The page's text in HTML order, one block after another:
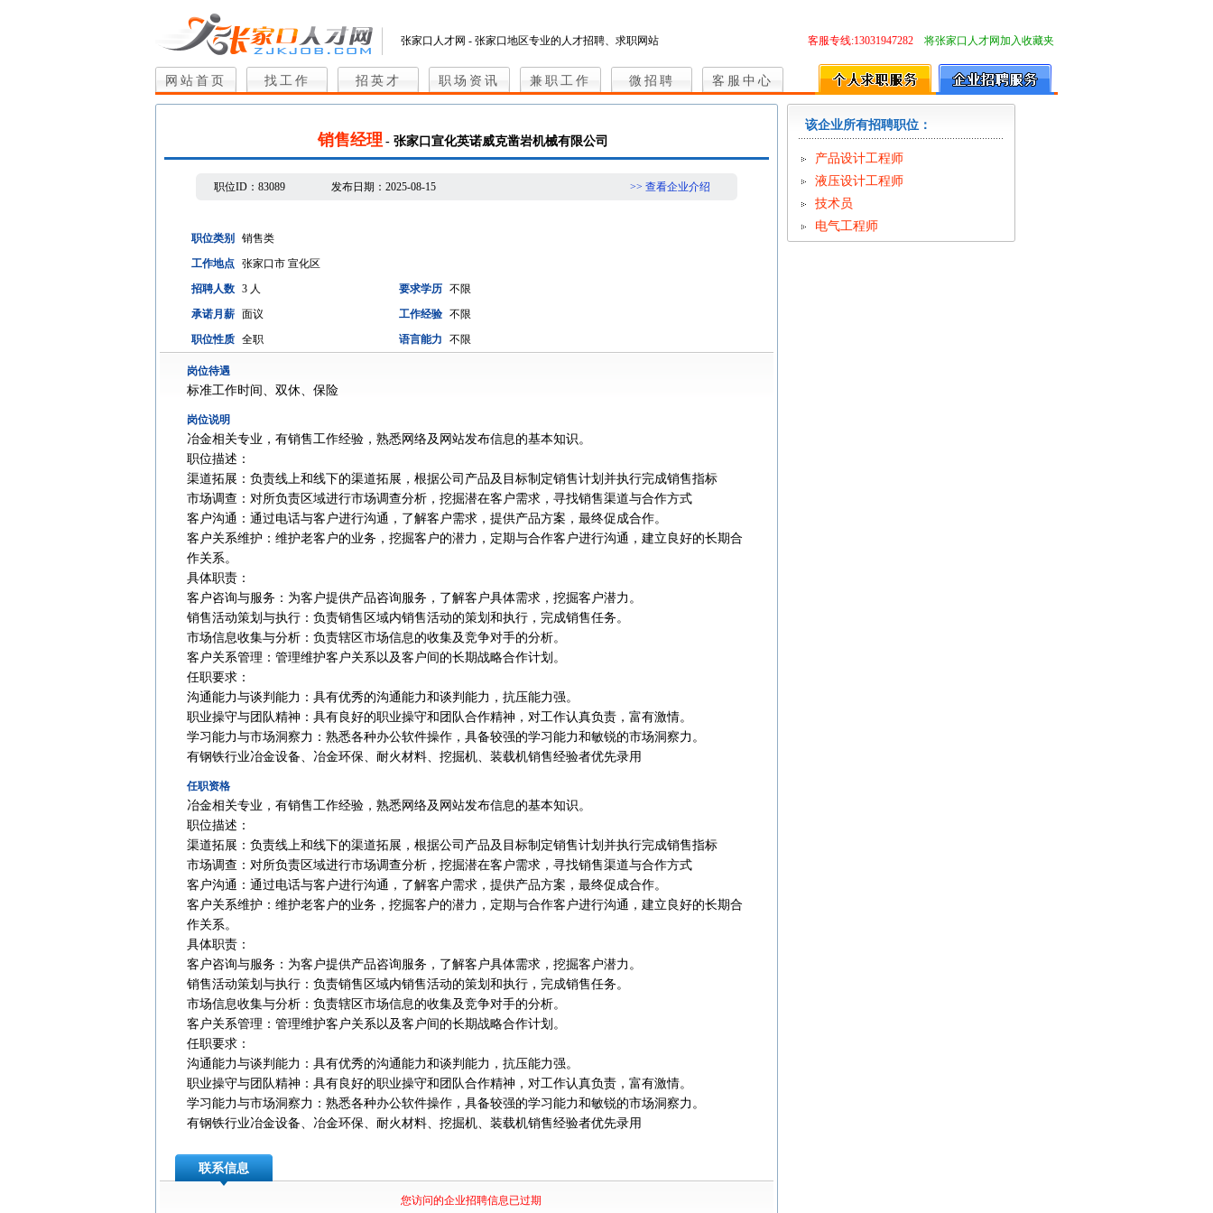
张家口人才网 - 张家口地区专业的人才招聘、求职网站 客服专线:13031947282 将张家口人才网加入收藏夹
网站首页 找工作 招英才 职场资讯 兼职工作 微招聘 客服中心
销售经理 - 张家口宣化英诺威克凿岩机械有限公司
职位ID： 83089 发布日期： 2025-08-15 >> 查看企业介绍
职位类别
销售类
工作地点 张家口市 宣化区
招聘人数 3 人 要求学历 不限
承诺月薪 面议 工作经验 不限
职位性质 全职 语言能力 不限
岗位待遇
标准工作时间、双休、保险
岗位说明
冶金相关专业，有销售工作经验，熟悉网络及网站发布信息的基本知识。
‌职位描述‌：
‌渠道拓展‌：负责线上和线下的渠道拓展，根据公司产品及目标制定销售计划并执行完成销售指标‌
‌市场调查‌：对所负责区域进行市场调查分析，挖掘潜在客户需求，寻找销售渠道与合作方式‌
‌客户沟通‌：通过电话与客户进行沟通，了解客户需求，提供产品方案，最终促成合作‌。
‌客户关系维护‌：维护老客户的业务，挖掘客户的潜力，定期与合作客户进行沟通，建立良好的长期合
作关系‌。
‌具体职责‌：
‌客户咨询与服务‌：为客户提供产品咨询服务，了解客户具体需求，挖掘客户潜力‌。
‌销售活动策划与执行‌：负责销售区域内销售活动的策划和执行，完成销售任务‌。
‌市场信息收集与分析‌：负责辖区市场信息的收集及竞争对手的分析‌。
‌客户关系管理‌：管理维护客户关系以及客户间的长期战略合作计划‌。
‌任职要求‌：
‌沟通能力与谈判能力‌：具有优秀的沟通能力和谈判能力，抗压能力强‌。
‌职业操守与团队精神‌：具有良好的职业操守和团队合作精神，对工作认真负责，富有激情‌。
‌学习能力与市场洞察力‌：熟悉各种办公软件操作，具备较强的学习能力和敏锐的市场洞察力‌。
有钢铁行业冶金设备、冶金环保、耐火材料、挖掘机、装载机销售经验者优先录用
任职资格
冶金相关专业，有销售工作经验，熟悉网络及网站发布信息的基本知识。
‌职位描述‌：
‌渠道拓展‌：负责线上和线下的渠道拓展，根据公司产品及目标制定销售计划并执行完成销售指标‌
‌市场调查‌：对所负责区域进行市场调查分析，挖掘潜在客户需求，寻找销售渠道与合作方式‌
‌客户沟通‌：通过电话与客户进行沟通，了解客户需求，提供产品方案，最终促成合作‌。
‌客户关系维护‌：维护老客户的业务，挖掘客户的潜力，定期与合作客户进行沟通，建立良好的长期合
作关系‌。
‌具体职责‌：
‌客户咨询与服务‌：为客户提供产品咨询服务，了解客户具体需求，挖掘客户潜力‌。
‌销售活动策划与执行‌：负责销售区域内销售活动的策划和执行，完成销售任务‌。
‌市场信息收集与分析‌：负责辖区市场信息的收集及竞争对手的分析‌。
‌客户关系管理‌：管理维护客户关系以及客户间的长期战略合作计划‌。
‌任职要求‌：
‌沟通能力与谈判能力‌：具有优秀的沟通能力和谈判能力，抗压能力强‌。
‌职业操守与团队精神‌：具有良好的职业操守和团队合作精神，对工作认真负责，富有激情‌。
‌学习能力与市场洞察力‌：熟悉各种办公软件操作，具备较强的学习能力和敏锐的市场洞察力‌。
有钢铁行业冶金设备、冶金环保、耐火材料、挖掘机、装载机销售经验者优先录用
联系信息
您访问的企业招聘信息已过期
该企业所有招聘职位：
产品设计工程师
液压设计工程师
技术员
电气工程师